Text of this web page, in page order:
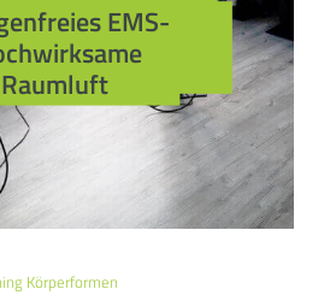
EMS-
Körperformen